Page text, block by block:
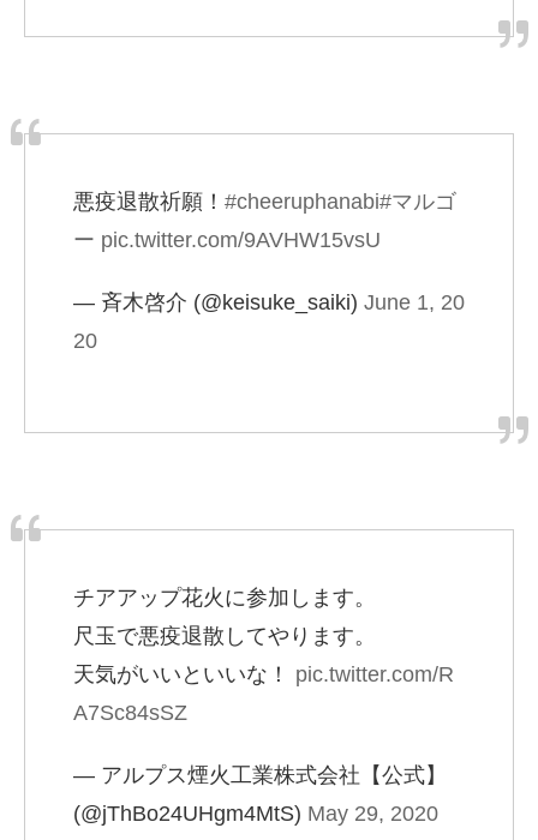
悪疫退散祈願！ #cheeruphanabi#マルゴ
ー pic.twitter.com/9AVHW15vsU
— 斉木啓介 (@keisuke_saiki) June 1, 20
20
チアアップ花火に参加します。
尺玉で悪疫退散してやります。
天気がいいといいな！ pic.twitter.com/R
A7Sc84sSZ
— アルプス煙火工業株式会社【公式】
(@jThBo24UHgm4MtS) May 29, 2020